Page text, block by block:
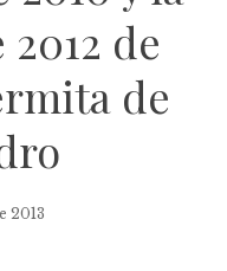
de
de
2013